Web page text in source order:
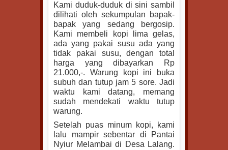
Kami duduk-duduk di sini sambil
dilihati oleh sekumpulan bapak-
bapak yang sedang bergosip.
Kami membeli kopi lima gelas,
ada yang pakai susu ada yang
tidak pakai susu, dengan total
harga yang dibayarkan Rp
21.000,-. Warung kopi ini buka
subuh dan tutup jam 5 sore. Jadi
waktu kami datang, memang
sudah mendekati waktu tutup
warung.
Setelah puas minum kopi, kami
lalu mampir sebentar di Pantai
Nyiur Melambai di Desa Lalang.